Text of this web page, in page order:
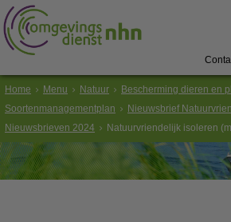
Home Menu Natuur
Bescherming dieren en
Soortenmanagementplan
Nieuwsbrief
Nieuwsbrieven 2024
Natuurvriendelijk isoleren